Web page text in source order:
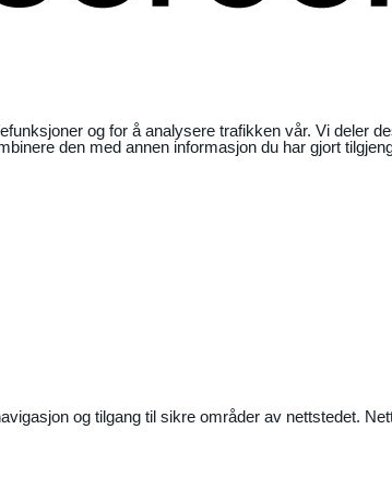
og for å analysere trafikken vår. Vi deler
den med annen informasjon du har gjort
og tilgang til sikre områder av nettstedet.